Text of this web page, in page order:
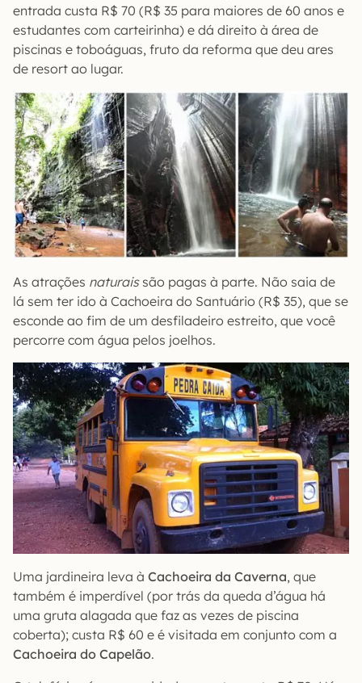
entrada custa R$ 70 (R$ 35 para maiores de 60 anos e
estudantes com carteirinha) e dá direito à área de
piscinas e toboáguas, fruto da reforma que deu ares
de resort ao lugar.
As atrações naturaissão pagas à parte. Não saia de
lá sem ter ido à Cachoeira do Santuário (R$ 35), que se
esconde ao fim de um desfiladeiro estreito, que você
percorre com água pelos joelhos.
Uma jardineira leva à Cachoeira da Caverna, que
também é imperdível (por trás da queda d’água há
uma gruta alagada que faz as vezes de piscina
coberta); custa R$ 60 e é visitada em conjunto com a
Cachoeira do Capelão.